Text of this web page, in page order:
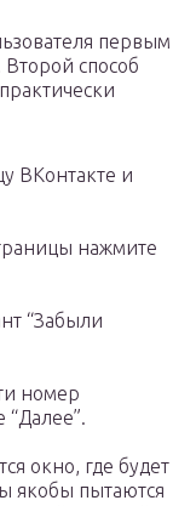
первым
способ
ВКонтакте и
нажмите
“Забыли
номер
окно, где будет
якобы пытаются